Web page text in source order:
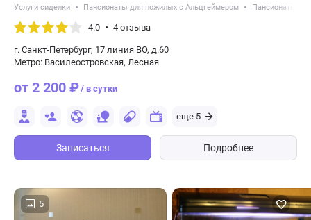
Услуги сиделки Пансионаты для пожилых с Альцгеймером Пансионаты
4.0 4 отзыва
г. Санкт-Петербург, 17 линия ВО, д.60
Метро: Василеостровская, Лесная
от 2 200 ₽/ в сутки
еще 5
Записаться Подробнее
5